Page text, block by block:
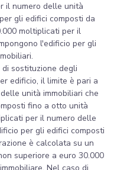
il numero delle unità
gli edifici composti da
moltiplicati per il
l'edificio per gli
sostituzione degli
edificio, il limite è pari a
unità immobiliari che
fino a otto unità
per il numero delle
per gli edifici composti
è calcolata su un
superiore a euro 30.000